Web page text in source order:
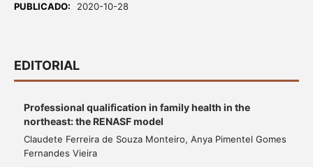
PUBLICADO: 2020-10-28
EDITORIAL
Professional qualification in family health in the
northeast: the RENASF model
Claudete Ferreira de Souza Monteiro, Anya Pimentel Gomes
Fernandes Vieira